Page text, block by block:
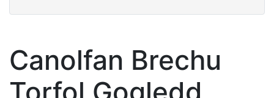
Canolfan Brechu